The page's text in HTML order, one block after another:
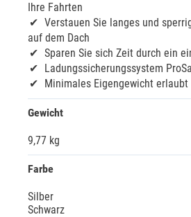
Ihre Fahrten
Verstauen Sie langes und
auf dem Dach
Sparen Sie sich Zeit durch ein
Ladungssicherungssystem
Minimales Eigengewicht
Gewicht
9,77 kg
Farbe
Silber
Schwarz